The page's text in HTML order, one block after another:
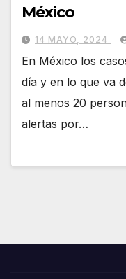
México
14 MAYO, 2024
En México los
día y en lo que va
al menos 20
alertas por…